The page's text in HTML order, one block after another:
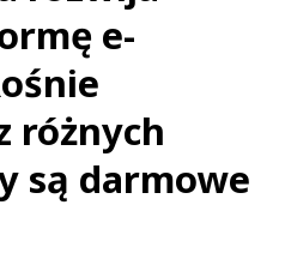
e-
różnych
są darmowe